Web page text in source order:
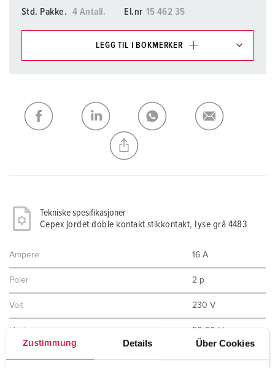
Zustimmung Details Über Cookies
Std. Pakke.
4 Antall. El.nr 15 462 35
LEGG TIL I BOKMERKER
Min liste LEGG TIL
OPPRETT EN NY LISTE
Tekniske spesifikasjoner
Cepex jordet doble kontakt stikkontakt, Iyse grå 4483
Ampere 16 A
Poler 2 p
Volt 230 V
Hertz 50-60 Hz